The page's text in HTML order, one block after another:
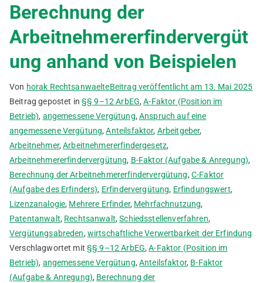
Vergütungsvereinbarung,
Betriebsgeheimnis,
Verbesserungsvorschläge,
Innovationsförderung,
deutsches Patent,
europäisches Patent,
internationales Patent,
Gebrauchsmuster
Berechnung der
Arbeitnehmererfindervergüt
ung anhand von Beispielen
Von horak RechtsanwaelteBeitrag veröffentlicht am 13. Mai 2025
Beitrag gepostet in§§ 9–12 ArbEG,A-Faktor (Position im
Betrieb), angemessene Vergütung, Anspruch auf eine
angemessene Vergütung,Anteilsfaktor, Arbeitgeber,
Arbeitnehmer,Arbeitnehmererfindergesetz,
Arbeitnehmererfindervergütung, B-Faktor (Aufgabe & Anregung),
Berechnung der Arbeitnehmererfindervergütung, C-Faktor
(Aufgabe des Erfinders), Erfindervergütung, Erfindungswert,
Lizenzanalogie, Mehrere Erfinder, Mehrfachnutzung,
Patentanwalt, Rechtsanwalt,Schiedsstellenverfahren,
Vergütungsabreden, wirtschaftliche Verwertbarkeit der Erfindung
Verschlagwortet mit§§ 9–12 ArbEG,A-Faktor (Position im
Betrieb), angemessene Vergütung, Anteilsfaktor, B-Faktor
(Aufgabe & Anregung), Berechnung der